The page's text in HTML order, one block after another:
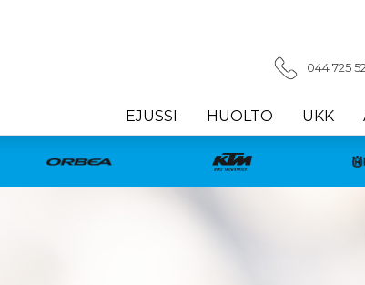
044 725
EJUSSI HUOLTO UKK